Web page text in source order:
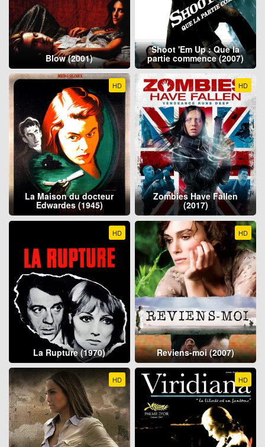
Blow (2001)
Shoot 'Em Up : Que la
partie commence (2007)
HD
La Maison du docteur
Edwardes (1945)
HD
Zombies Have Fallen
(2017)
HD
La Rupture (1970)
HD
Reviens-moi (2007)
HD HD